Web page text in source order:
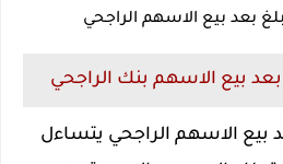
بعد بيع الاسهم الراجحي
بعد بيع الاسهم بنك الراجحي
بيع الاسهم الراجحي يتساءل